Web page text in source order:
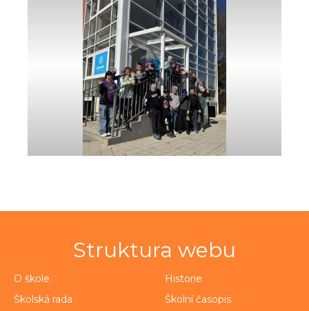
Struktura webu
O škole
Historie
Školská rada
Školní časopis